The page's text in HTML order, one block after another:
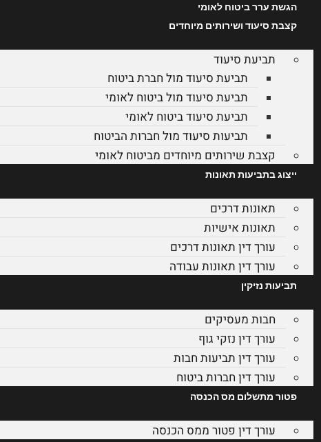
הגשת ערר ביטוח לאומי
קצבת סיעוד ושירותים מיוחדים
תביעת סיעוד
תביעת סיעוד מול חברת ביטוח
תביעת סיעוד מול ביטוח לאומי
תביעת סיעוד ביטוח לאומי
תביעות סיעוד מול חברות הביטוח
קצבת שירותים מיוחדים מביטוח לאומי
ייצוג בתביעות תאונות
תאונות דרכים
תאונות אישיות
עורך דין תאונות דרכים
עורך דין תאונות עבודה
תביעות נזיקין
חבות מעסיקים
עורך דין נזקי גוף
עורך דין תביעות חבות
עורך דין חברות ביטוח
פטור מתשלום מס הכנסה
עורך דין פטור ממס הכנסה